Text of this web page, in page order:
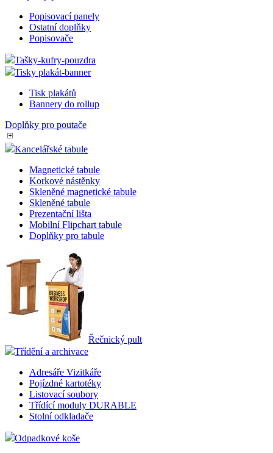
Popisovací panely
Ostatní doplňky
Popisovače
Tašky-kufry-pouzdra
Tisky plakát-banner
Tisk plakátů
Bannery do rollup
Doplňky pro poutače
Kancelářské tabule
Magnetické tabule
Korkové nástěnky
Skleněné magnetické tabule
Skleněné tabule
Prezentační lišta
Mobilní Flipchart tabule
Doplňky pro tabule
Řečnický pult
Třídění a archivace
Adresáře Vizitkáře
Pojízdné kartotéky
Listovací soubory
Třídící moduly DURABLE
Stolní odkladače
Odpadkové koše